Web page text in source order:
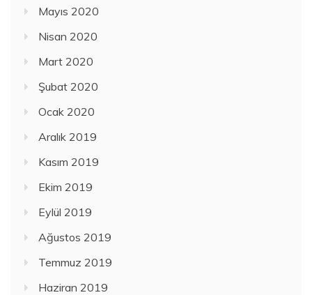
Mayıs 2020
Nisan 2020
Mart 2020
Şubat 2020
Ocak 2020
Aralık 2019
Kasım 2019
Ekim 2019
Eylül 2019
Ağustos 2019
Temmuz 2019
Haziran 2019